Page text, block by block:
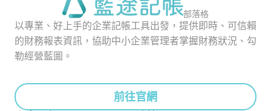
部落格
以專業、好上手的企業記帳工具出發，提供即時、可信賴
的財務報表資訊，協助中小企業管理者掌握財務狀況、勾
勒經營藍圖。
前往官網